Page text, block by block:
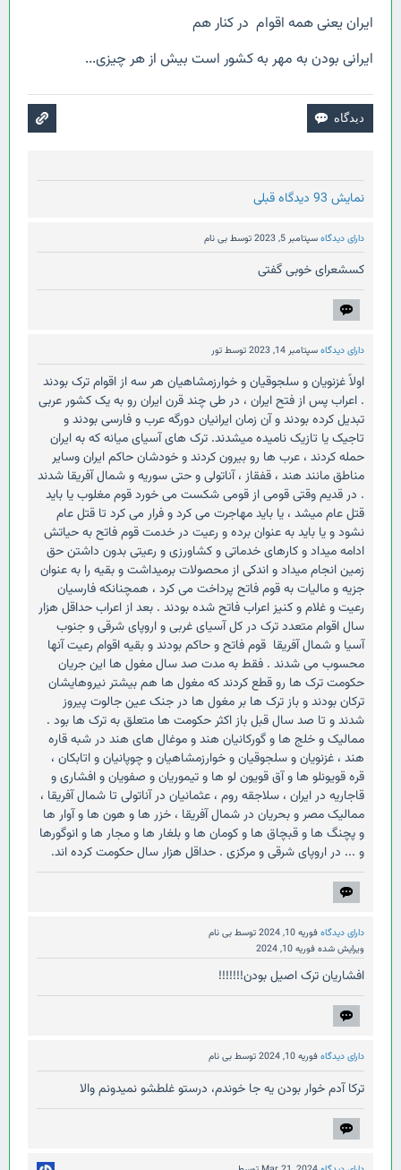
ایران یعنی همه اقوام در کنار هم
ایرانی بودن به مهر به کشور است بیش از هر چیزی...
نمایش 93 دیدگاه قبلی
دارای دیدگاهسپتامبر 5, 2023 توسطبی نام
کسشعرای خوبی گفتی
دارای دیدگاهسپتامبر 14, 2023 توسطتور
اولاً غزنویان و سلجوقیان و خوارزمشاهیان هر سه از اقوام ترک بودند
. اعراب پس از فتح ایران ، در طی چند قرن ایران رو به یک کشور عربی
تبدیل کرده بودند و آن زمان ایرانیان دورگه عرب و فارسی بودند و
تاجیک یا تازیک نامیده میشدند. ترک های آسیای میانه که به ایران
حمله کردند ، عرب ها رو بیرون کردند و خودشان حاکم ایران وسایر
مناطق مانند هند ، قفقاز ، آناتولی و حتی سوریه و شمال آفریقا شدند
. در قدیم وقتی قومی از قومی شکست می خورد قوم مغلوب یا باید
قتل عام میشد ، یا باید مهاجرت می کرد و فرار می کرد تا قتل عام
نشود و یا باید به عنوان برده و رعیت در خدمت قوم فاتح به حیاتش
ادامه میداد و کارهای خدماتی و کشاورزی و رعیتی بدون داشتن حق
زمین انجام میداد و اندکی از محصولات برمیداشت و بقیه را به عنوان
جزیه و مالیات به قوم فاتح پرداخت می کرد ، همچنانکه فارسیان
رعیت و غلام و کنیز اعراب فاتح شده بودند . بعد از اعراب حداقل هزار
سال اقوام متعدد ترک در کل آسیای غربی و اروپای شرقی و جنوب
آسیا و شمال آفریقا قوم فاتح و حاکم بودند و بقیه اقوام رعیت آنها
محسوب می شدند . فقط به مدت صد سال مغول ها این جریان
حکومت ترک ها رو قطع کردند که مغول ها هم بیشتر نیروهایشان
ترکان بودند و باز ترک ها بر مغول ها در جنک عین جالوت پیروز
شدند و تا صد سال قبل باز اکثر حکومت ها متعلق به ترک ها بود .
ممالیک و خلج ها و گورکانیان هند و موغال های هند در شبه قاره
هند ، غزنویان و سلجوقیان و خوارزمشاهیان و چوپانیان و اتابکان ،
قره قویونلو ها و آق قویون لو ها و تیموریان و صفویان و افشاری و
قاجاریه در ایران ، سلاجقه روم ، عثمانیان در آناتولی تا شمال آفریقا ،
ممالیک مصر و بحریان در شمال آفریقا ، خزر ها و هون ها و آوار ها
و پچنگ ها و قبچاق ها و کومان ها و بلغار ها و مجار ها و انوگورها
و ... در اروپای شرقی و مرکزی . حداقل هزار سال حکومت کرده اند.
دارای دیدگاهفوریه 10, 2024 توسطبی نام
ویرایش شدهفوریه 10, 2024
افشاریان ترک اصیل بودن!!!!!!!
دارای دیدگاهفوریه 10, 2024 توسطبی نام
ترکا آدم خوار بودن یه جا خوندم، درستو غلطشو نمیدونم والا